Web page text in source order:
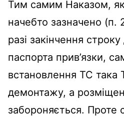
Тим самим Наказом,
начебто зазначено
разі закінчення
паспорта прив’язки,
встановлення ТС така
демонтажу, а
забороняється. Проте